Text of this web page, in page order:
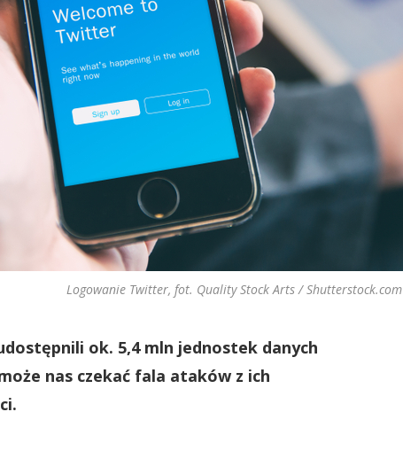
Logowanie Twitter, fot. Quality Stock Arts / Shutterstock.com
ok. 5,4 mln jednostek danych
nas czekać fala ataków z ich